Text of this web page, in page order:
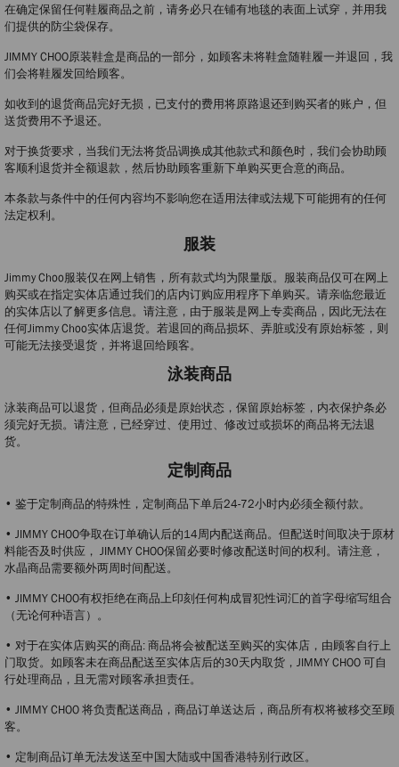
在确定保留任何鞋履商品之前，请务必只在铺有地毯的表面上试穿，并用我
们提供的防尘袋保存。
JIMMY CHOO原装鞋盒是商品的一部分，如顾客未将鞋盒随鞋履一并退回，我
们会将鞋履发回给顾客。
如收到的退货商品完好无损，已支付的费用将原路退还到购买者的账户，但
送货费用不予退还。
对于换货要求，当我们无法将货品调换成其他款式和颜色时，我们会协助顾
客顺利退货并全额退款，然后协助顾客重新下单购买更合意的商品。
本条款与条件中的任何内容均不影响您在适用法律或法规下可能拥有的任何
法定权利。
服装
Jimmy Choo服装仅在网上销售，所有款式均为限量版。服装商品仅可在网上
购买或在指定实体店通过我们的店内订购应用程序下单购买。请亲临您最近
的实体店以了解更多信息。请注意，由于服装是网上专卖商品，因此无法在
任何Jimmy Choo实体店退货。若退回的商品损坏、弄脏或没有原始标签，则
可能无法接受退货，并将退回给顾客。
泳装商品
泳装商品可以退货，但商品必须是原始状态，保留原始标签，内衣保护条必
须完好无损。请注意，已经穿过、使用过、修改过或损坏的商品将无法退
货。
定制商品
• 鉴于定制商品的特殊性，定制商品下单后24-72小时内必须全额付款。
• JIMMY CHOO争取在订单确认后的14周内配送商品。但配送时间取决于原材
料能否及时供应， JIMMY CHOO保留必要时修改配送时间的权利。请注意，
水晶商品需要额外两周时间配送。
• JIMMY CHOO有权拒绝在商品上印刻任何构成冒犯性词汇的首字母缩写组合
（无论何种语言）。
• 对于在实体店购买的商品: 商品将会被配送至购买的实体店，由顾客自行上
门取货。如顾客未在商品配送至实体店后的30天内取货，JIMMY CHOO 可自
行处理商品，且无需对顾客承担责任。
• JIMMY CHOO 将负责配送商品，商品订单送达后，商品所有权将被移交至顾
客。
• 定制商品订单无法发送至中国大陆或中国香港特别行政区。